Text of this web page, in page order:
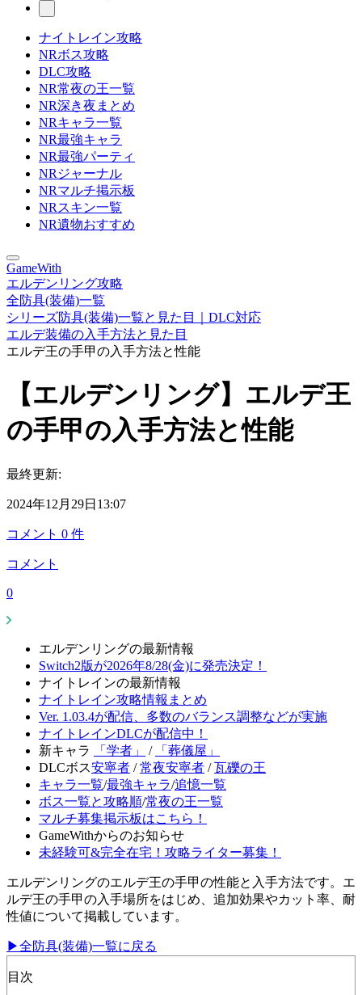
ナイトレイン攻略
NRボス攻略
DLC攻略
NR常夜の王一覧
NR深き夜まとめ
NRキャラ一覧
NR最強キャラ
NR最強パーティ
NRジャーナル
NRマルチ掲示板
NRスキン一覧
NR遺物おすすめ
GameWith
エルデンリング攻略
全防具(装備)一覧
シリーズ防具(装備)一覧と見た目｜DLC対応
エルデ装備の入手方法と見た目
エルデ王の手甲の入手方法と性能
【エルデンリング】エルデ王
の手甲の入手方法と性能
最終更新:
2024年12月29日13:07
コメント 0 件
コメント
0
エルデンリングの最新情報
Switch2版が2026年8/28(金)に発売決定！
ナイトレインの最新情報
ナイトレイン攻略情報まとめ
Ver. 1.03.4が配信、多数のバランス調整などが実施
ナイトレインDLCが配信中！
新キャラ
「学者」 /
「葬儀屋」
DLCボス安寧者 /常夜安寧者 /瓦礫の王
キャラ一覧/最強キャラ/追憶一覧
ボス一覧と攻略順/常夜の王一覧
マルチ募集掲示板はこちら！
GameWithからのお知らせ
未経験可&完全在宅！攻略ライター募集！
エルデンリングのエルデ王の手甲の性能と入手方法です。エ
ルデ王の手甲の入手場所をはじめ、追加効果やカット率、耐
性値について掲載しています。
▶全防具(装備)一覧に戻る
目次